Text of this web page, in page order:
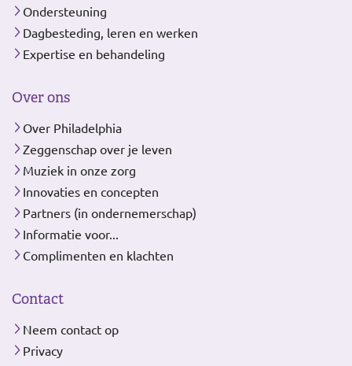
Ondersteuning
Dagbesteding, leren en werken
Expertise en behandeling
Over ons
Over Philadelphia
Zeggenschap over je leven
Muziek in onze zorg
Innovaties en concepten
Partners (in ondernemerschap)
Informatie voor...
Complimenten en klachten
Contact
Neem contact op
Privacy